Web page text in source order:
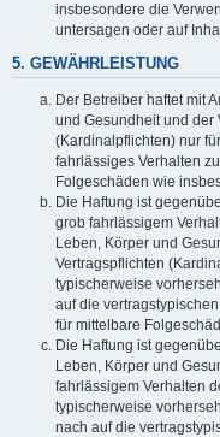
insbesondere die
untersagen oder auf
5. GEWÄHRLEISTUNG
Der Betreiber haftet mit
und Gesundheit und der
(Kardinalpflichten) nur
fahrlässiges Verhalten
Folgeschäden wie
Die Haftung ist
grob fahrlässigem
Leben, Körper und
Vertragspflichten
typischerweise
auf die
für mittelbare
Die Haftung ist
Leben, Körper und
fahrlässigem Verhalten
typischerweise
nach auf die